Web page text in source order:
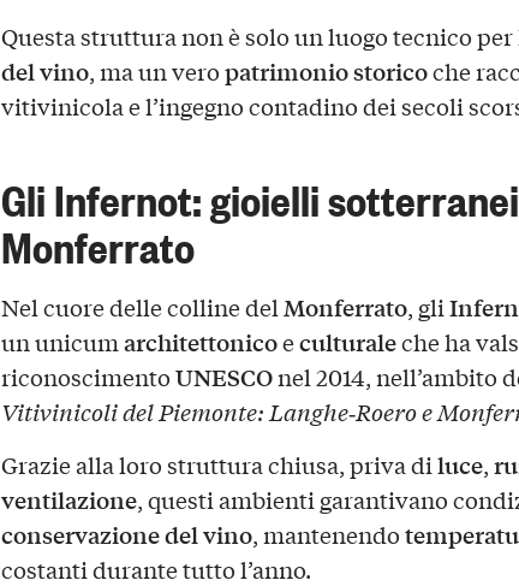
Questa struttura non è solo un luogo tecnico per
del vino, ma un veropatrimonio storicoche
vitivinicola e l’ingegno contadino dei secoli
Gli Infernot: gioielli
Monferrato
Nel cuore delle colline del Monferrato, gli
un unicumarchitettonicoeculturaleche ha
riconoscimentoUNESCOnel 2014, nell’ambito
Vitivinicoli del Piemonte: Langhe‑Roero e
Grazie alla loro struttura chiusa, priva diluce,
ventilazione, questi ambienti garantivano
conservazione del vino, mantenendo
costanti durante tutto l’anno.